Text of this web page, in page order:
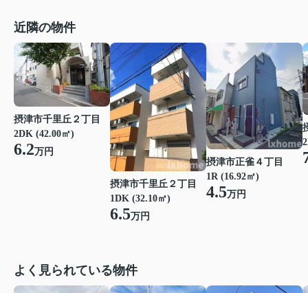
近隣の物件
摂津市千里丘２丁目
2DK (42.00㎡)
6.2万円
摂津市千里丘２丁目
1DK (32.10㎡)
6.5万円
摂津市正雀４丁目
1R (16.92㎡)
4.5万円
よく見られている物件